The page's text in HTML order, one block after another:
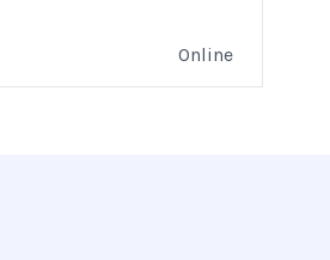
Online